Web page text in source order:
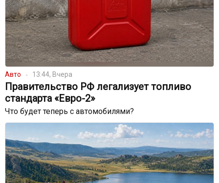
Авто 13:44, Вчера
Правительство РФ легализует топливо
стандарта «Евро-2»
Что будет теперь с автомобилями?